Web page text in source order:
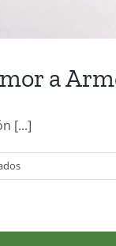
a
[...]
en
Primer